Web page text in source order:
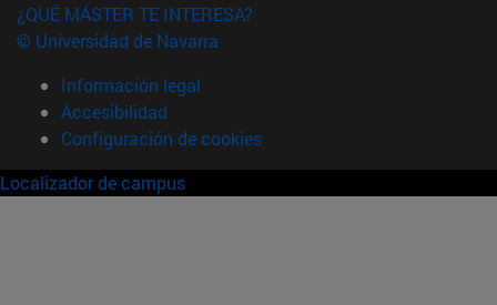
¿QUÉ MÁSTER TE INTERESA?
© Universidad de Navarra
Información legal
Accesibilidad
Configuración de cookies
Localizador de campus